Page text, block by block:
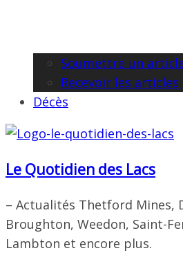
Soumettre un
Recevoir les articles
Décès
Le Quotidien des Lacs
– Actualités Thetford Mines,
Broughton, Weedon, Saint-
Lambton et encore plus.